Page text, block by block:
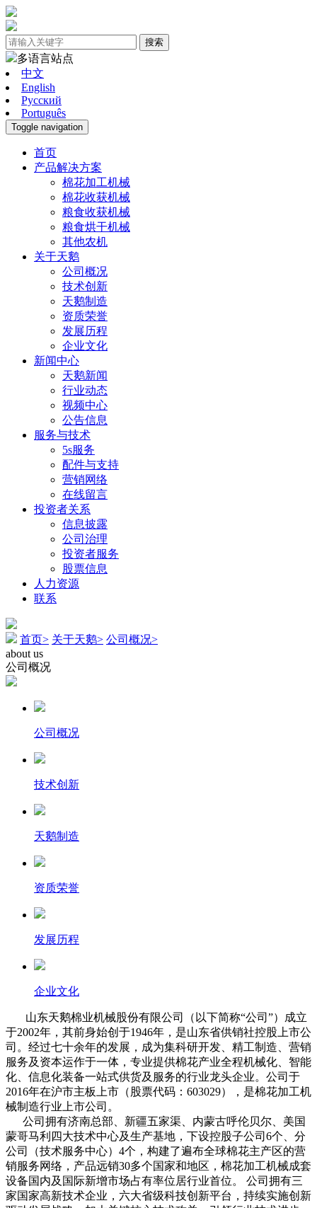
搜索
多语言站点
中文
English
Pусский
Português
Toggle navigation
首页
产品解决方案
棉花加工机械
棉花收获机械
粮食收获机械
粮食烘干机械
其他农机
关于天鹅
公司概况
技术创新
天鹅制造
资质荣誉
发展历程
企业文化
新闻中心
天鹅新闻
行业动态
视频中心
公告信息
服务与技术
5s服务
配件与支持
营销网络
在线留言
投资者关系
信息披露
公司治理
投资者服务
股票信息
人力资源
联系
首页> 关于天鹅> 公司概况>
about us
公司概况
公司概况
技术创新
天鹅制造
资质荣誉
发展历程
企业文化
山东天鹅棉业机械股份有限公司（以下简称“公司”）成立
于2002年，其前身始创于1946年，是山东省供销社控股上市公
司。经过七十余年的发展，成为集科研开发、精工制造、营销
服务及资本运作于一体，专业提供棉花产业全程机械化、智能
化、信息化装备一站式供货及服务的行业龙头企业。公司于
2016年在沪市主板上市（股票代码：603029），是棉花加工机
械制造行业上市公司。
公司拥有济南总部、新疆五家渠、内蒙古呼伦贝尔、美国
蒙哥马利四大技术中心及生产基地，下设控股子公司6个、分
公司（技术服务中心）4个，构建了遍布全球棉花主产区的营
销服务网络，产品远销30多个国家和地区，棉花加工机械成套
设备国内及国际新增市场占有率位居行业首位。 公司拥有三
家国家高新技术企业，六大省级科技创新平台，持续实施创新